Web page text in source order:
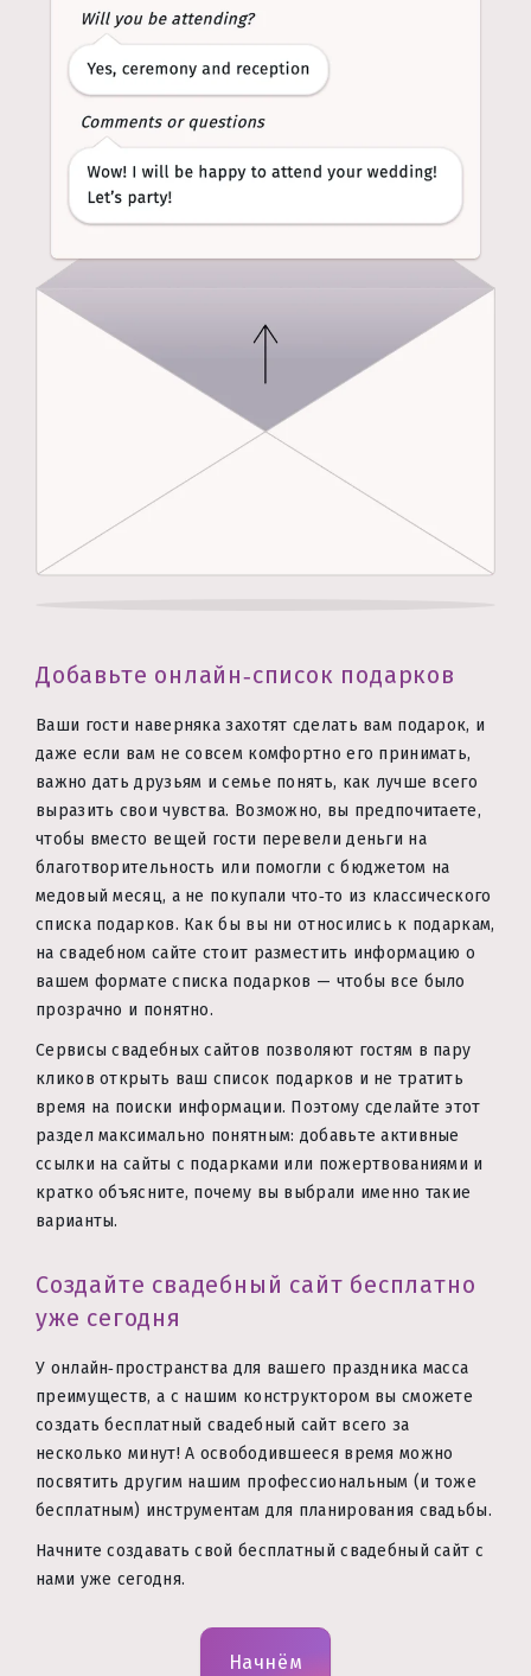
Добавьте онлайн‑список подарков
Ваши гости наверняка захотят сделать вам подарок, и
даже если вам не совсем комфортно его принимать,
важно дать друзьям и семье понять, как лучше всего
выразить свои чувства. Возможно, вы предпочитаете,
чтобы вместо вещей гости перевели деньги на
благотворительность или помогли с бюджетом на
медовый месяц, а не покупали что‑то из классического
списка подарков. Как бы вы ни относились к подаркам,
на свадебном сайте стоит разместить информацию о
вашем формате списка подарков — чтобы все было
прозрачно и понятно.
Сервисы свадебных сайтов позволяют гостям в пару
кликов открыть ваш список подарков и не тратить
время на поиски информации. Поэтому сделайте этот
раздел максимально понятным: добавьте активные
ссылки на сайты с подарками или пожертвованиями и
кратко объясните, почему вы выбрали именно такие
варианты.
Создайте свадебный сайт бесплатно
уже сегодня
У онлайн‑пространства для вашего праздника масса
преимуществ, а с нашим конструктором вы сможете
создать бесплатный свадебный сайт всего за
несколько минут! А освободившееся время можно
посвятить другим нашим профессиональным (и тоже
бесплатным) инструментам для планирования свадьбы.
Начните создавать свой бесплатный свадебный сайт с
нами уже сегодня.
Начнём